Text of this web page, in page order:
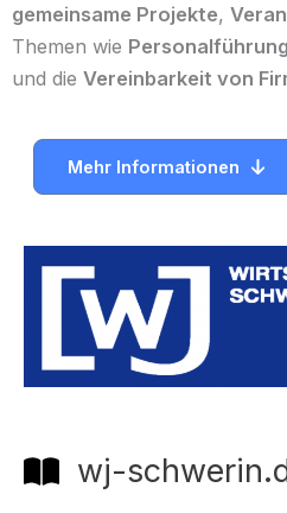
gemeinsame Projekte,
Themen wie Personalführung
und die Vereinbarkeit von
Mehr Informationen
wj-